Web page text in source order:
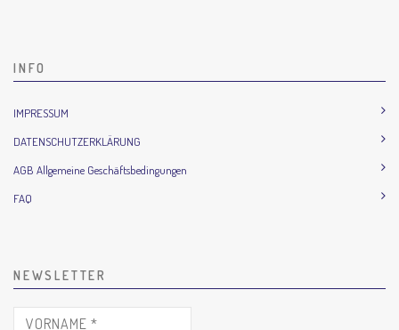
INFO
IMPRESSUM
DATENSCHUTZERKLÄRUNG
AGB Allgemeine Geschäftsbedingungen
FAQ
NEWSLETTER